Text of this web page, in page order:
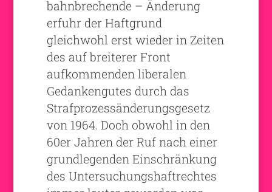
bahnbrechende – Änderung
erfuhr der Haftgrund
gleichwohl erst wieder in Zeiten
des auf breiterer Front
aufkommenden liberalen
Gedankengutes durch das
Strafprozessänderungsgesetz
von 1964. Doch obwohl in den
60er Jahren der Ruf nach einer
grundlegenden Einschränkung
des Untersuchungshaftrechtes